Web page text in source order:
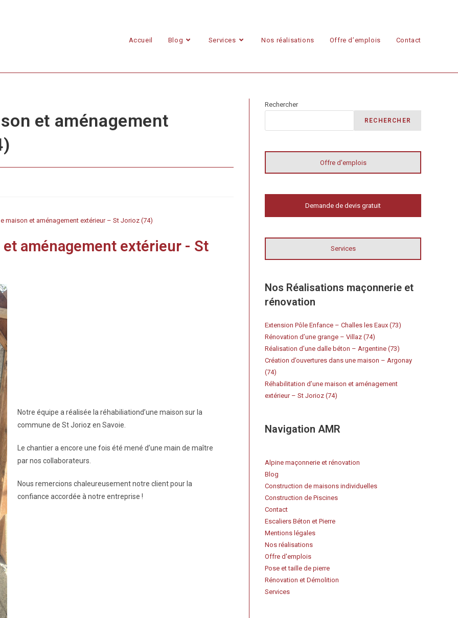
Accueil Blog Services Nos réalisations Offre d’emplois Contact
et aménagement
maison et aménagement extérieur – St Jorioz (74)
aménagement extérieur - St
Notre équipe a réalisée la réhabiliationd’une maison sur la
commune de St Jorioz en Savoie.
Le chantier a encore une fois été mené d’une main de maître
par nos collaborateurs.
Nous remercions chaleureusement notre client pour la
confiance accordée à notre entreprise !
Rechercher
RECHERCHER
Offre d'emplois
Demande de devis gratuit
Services
Nos Réalisations maçonnerie et
rénovation
Extension Pôle Enfance – Challes les Eaux (73)
Rénovation d’une grange – Villaz (74)
Réalisation d’une dalle béton – Argentine (73)
Création d’ouvertures dans une maison – Argonay
(74)
Réhabilitation d’une maison et aménagement
extérieur – St Jorioz (74)
Navigation AMR
Alpine maçonnerie et rénovation
Blog
Construction de maisons individuelles
Construction de Piscines
Contact
Escaliers Béton et Pierre
Mentions légales
Nos réalisations
Offre d'emplois
Pose et taille de pierre
Rénovation et Démolition
Services